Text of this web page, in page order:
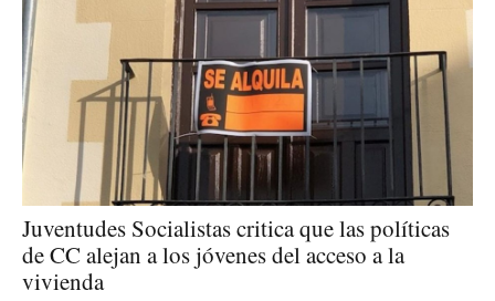
Juventudes Socialistas critica que las políticas
de CC alejan a los jóvenes del acceso a la
vivienda